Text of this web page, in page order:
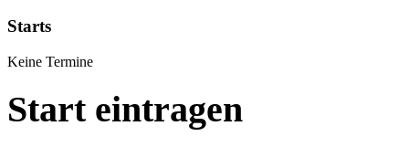
Starts
Keine Termine
Start eintragen